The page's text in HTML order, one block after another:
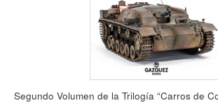
Segundo Volumen de la Trilogía “Carros de